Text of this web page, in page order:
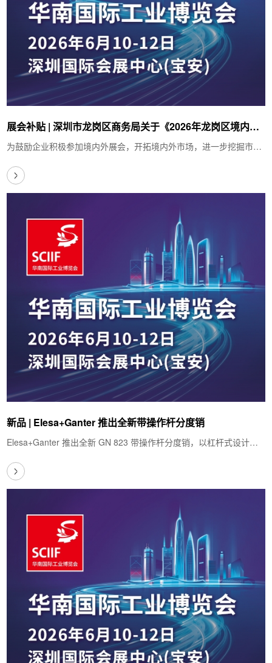
展会补贴 | 深圳市龙岗区商务局关于《2026年龙岗区境内、
外重点支持展会目录》的公示
为鼓励企业积极参加境内外展会，开拓境内外市场，进一步挖掘市场
新品 | Elesa+Ganter 推出全新带操作杆分度销
Elesa+Ganter 推出全新 GN 823 带操作杆分度销，以杠杆式设计解